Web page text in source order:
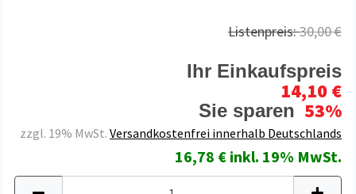
Listenpreis:30,00 €
Ihr Einkaufspreis
14,10 €
Sie sparen 53%
zzgl. 19% MwSt. Versandkostenfrei innerhalb Deutschlands
16,78 € inkl. 19% MwSt.